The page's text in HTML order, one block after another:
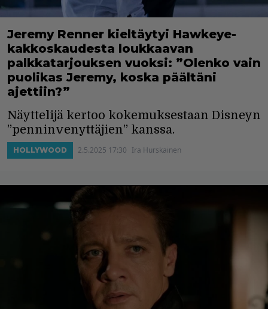
Jeremy Renner kieltäytyi Hawkeye-
kakkoskaudesta loukkaavan
palkkatarjouksen vuoksi: ”Olenko vain
puolikas Jeremy, koska päältäni
ajettiin?”
Näyttelijä kertoo kokemuksestaan Disneyn
”penninvenyttäjien” kanssa.
HOLLYWOOD 2.5.2025 17:30 Ira Hurskainen